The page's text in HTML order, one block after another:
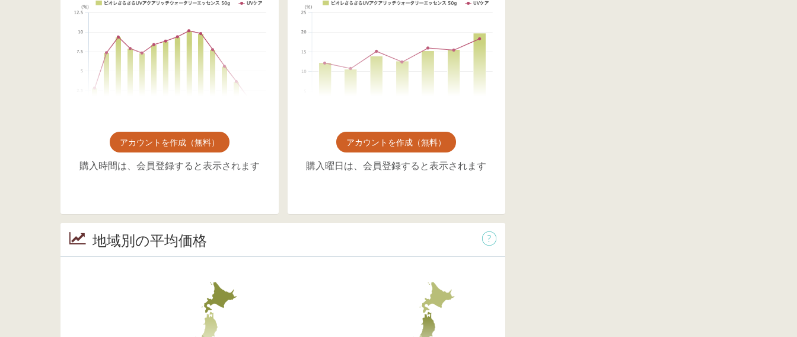
アカウントを作成（無料）
購入時間は、会員登録すると表示されます
アカウントを作成（無料）
購入曜日は、会員登録すると表示されます
地域別の平均価格